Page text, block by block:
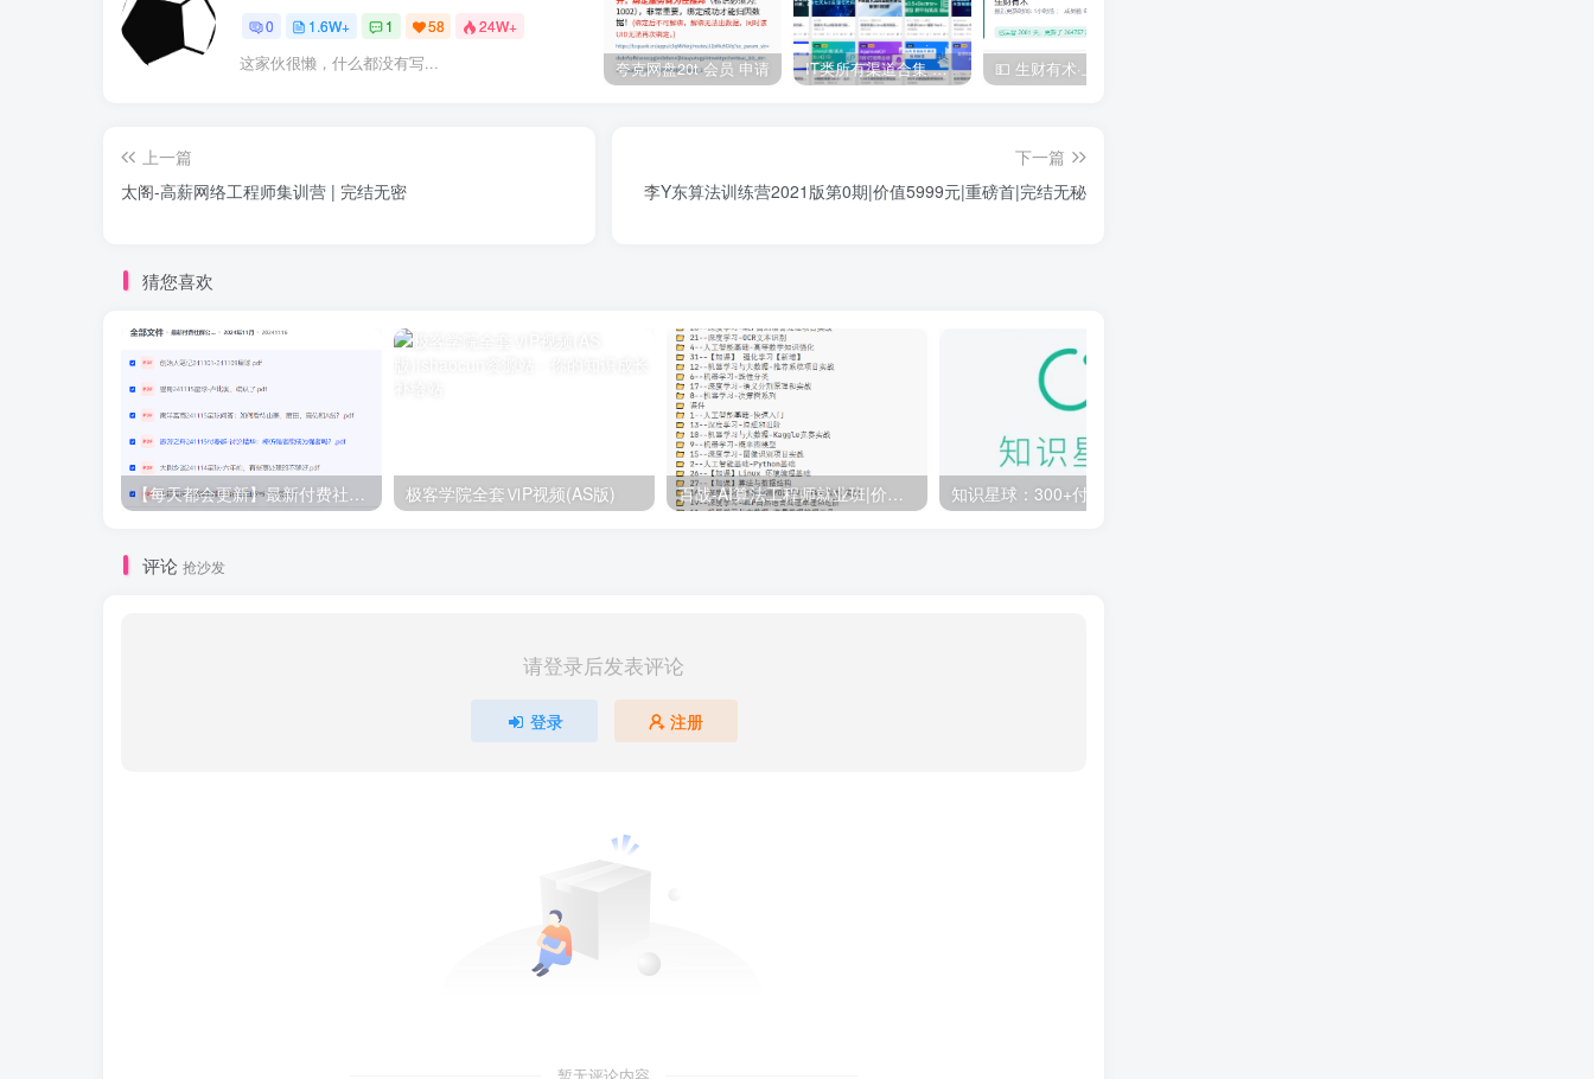
0 1.6W+ 1 58 24W+
这家伙很懒，什么都没有写... 夸克网盘20t 会员 申请 IT类所有渠道合集 持续日更，目前近四千多条资源 年费用户微信私信获取权限
上一篇
太阁-高薪网络工程师集训营 | 完结无密
下一篇
李Y东算法训练营2021版第0期|价值5999元|重磅首|完结无秘
猜您喜欢
【每天都会更新】最新付费社群公众号文章 极客学院全套ⅥP视频(AS版) 百战-AI算法工程师就业班|价值18980元|冲击百万年薪|完结无秘
评论 抢沙发
请登录后发表评论
登录 注册